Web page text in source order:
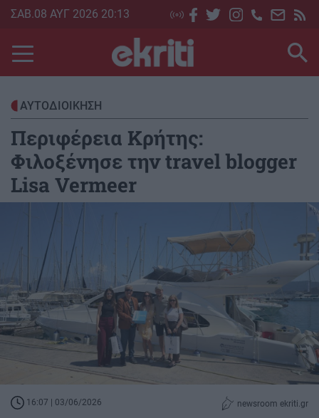
Skip
main
content
ΣΑΒ.08 ΑΥΓ 2026 20:13
ΑΥΤΟΔΙΟΙΚΗΣΗ
Περιφέρεια Κρήτης:
Φιλοξένησε την travel blogger
Lisa Vermeer
16:07 | 03/06/2026 newsroom ekriti.gr